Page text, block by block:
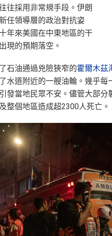
往採用非常規手段。伊朗
任領導層的政治對抗姿
年來美國在中東地區的干
現的預期落空。
石油通過兇險狹窄的霍爾木茲
水道附近的一艘油輪。幾乎
發當地民眾不安。儘管大部分
整個地區造成超2300人死亡。